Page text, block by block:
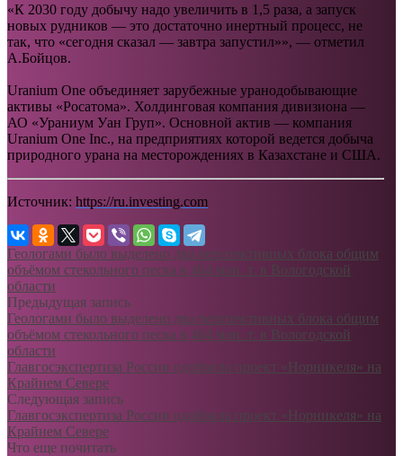
«К 2030 году добычу надо увеличить в 1,5 раза, а запуск
новых рудников — это достаточно инертный процесс, не
так, что «сегодня сказал — завтра запустил»», — отметил
А.Бойцов.
Uranium One объединяет зарубежные уранодобывающие
активы «Росатома». Холдинговая компания дивизиона —
АО «Ураниум Уан Груп». Основной актив — компания
Uranium One Inc., на предприятиях которой ведется добыча
природного урана на месторождениях в Казахстане и США.
Источник: https://ru.investing.com
Геологами было выделено два перспективных блока общим
объёмом стекольного песка в 464 млн. т. в Вологодской
области
Предыдущая запись
Геологами было выделено два перспективных блока общим
объёмом стекольного песка в 464 млн. т. в Вологодской
области
Главгосэкспертиза России одобрила проект «Норникеля» на
Крайнем Севере
Следующая запись
Главгосэкспертиза России одобрила проект «Норникеля» на
Крайнем Севере
Что еще почитать